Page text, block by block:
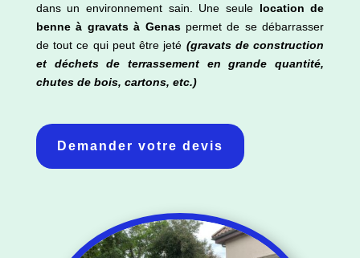
dans un environnement sain. Une seule location de
benne à gravats à Genaspermet de se débarrasser
de tout ce qui peut être jeté (gravats de construction
et déchets de terrassement en grande quantité,
chutes de bois, cartons, etc.)
Demander votre devis